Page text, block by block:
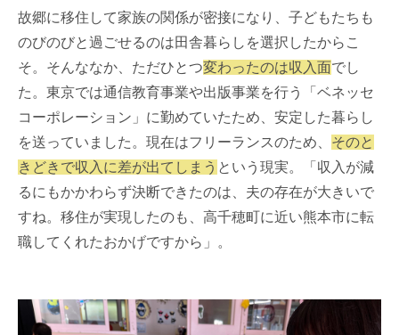
故郷に移住して家族の関係が密接になり、子どもたちも
のびのびと過ごせるのは田舎暮らしを選択したからこ
そ。そんななか、ただひとつ変わったのは収入面でし
た。東京では通信教育事業や出版事業を行う「ベネッセ
コーポレーション」に勤めていたため、安定した暮らし
を送っていました。現在はフリーランスのため、 そのと
きどきで収入に差が出てしまう という現実。「収入が減
るにもかかわらず決断できたのは、夫の存在が大きいで
すね。移住が実現したのも、高千穂町に近い熊本市に転
職してくれたおかげですから」。